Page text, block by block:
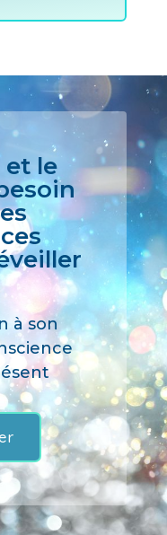
et le
à son